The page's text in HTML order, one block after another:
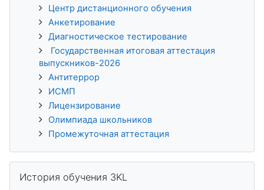
Центр дистанционного обучения
Анкетирование
Диагностическое тестирование
Государственная итоговая аттестация
выпускников-2026
Антитеррор
ИСМП
Лицензирование
Олимпиада школьников
Промежуточная аттестация
История обучения 3KL